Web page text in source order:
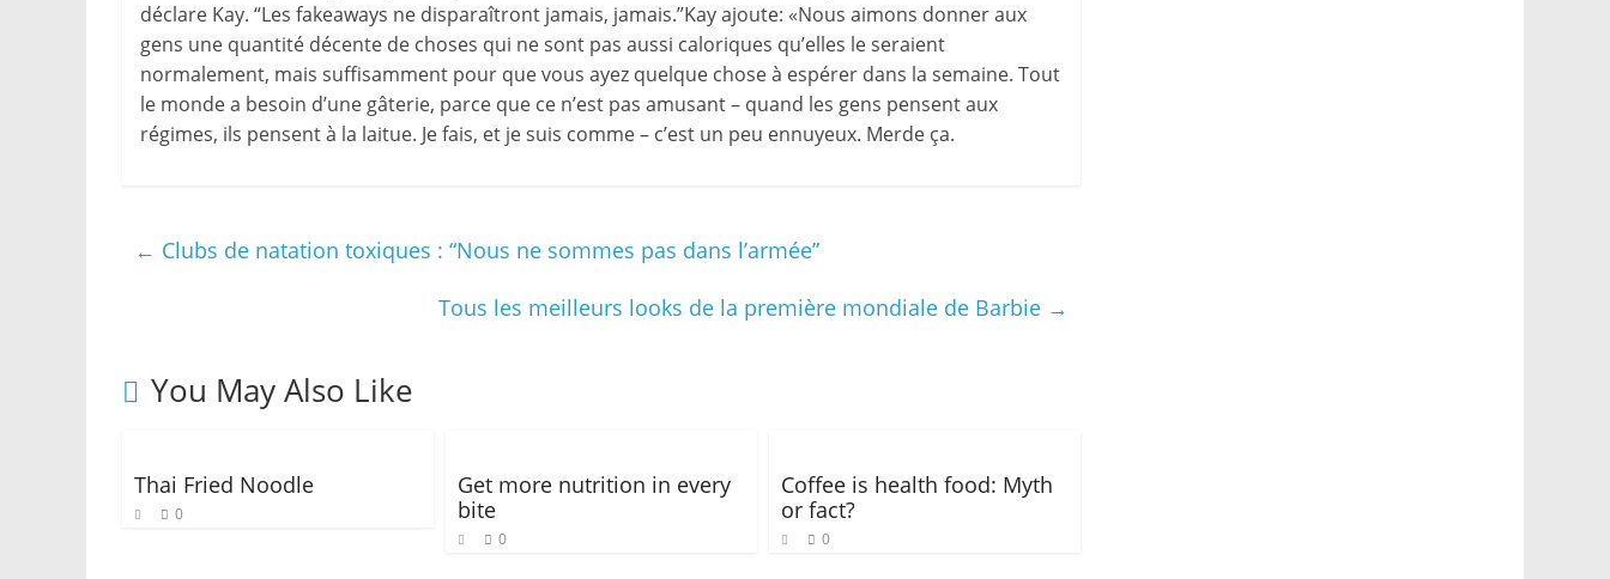
déclare Kay. “Les fakeaways ne disparaîtront jamais, jamais.”Kay ajoute: «Nous aimons donner aux
gens une quantité décente de choses qui ne sont pas aussi caloriques qu’elles le seraient
normalement, mais suffisamment pour que vous ayez quelque chose à espérer dans la semaine. Tout
le monde a besoin d’une gâterie, parce que ce n’est pas amusant – quand les gens pensent aux
régimes, ils pensent à la laitue. Je fais, et je suis comme – c’est un peu ennuyeux. Merde ça.
← Clubs de natation toxiques : “Nous ne sommes pas dans l’armée”
Tous les meilleurs looks de la première mondiale de Barbie →
You May Also Like
Thai Fried Noodle
0
Get more nutrition in every
bite
0
Coffee is health food: Myth
or fact?
0